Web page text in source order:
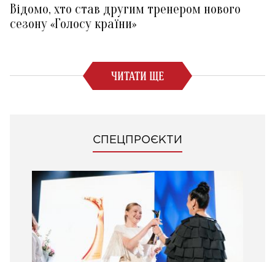
Відомо, хто став другим тренером нового
сезону «Голосу країни»
ЧИТАТИ ЩЕ
СПЕЦПРОЄКТИ